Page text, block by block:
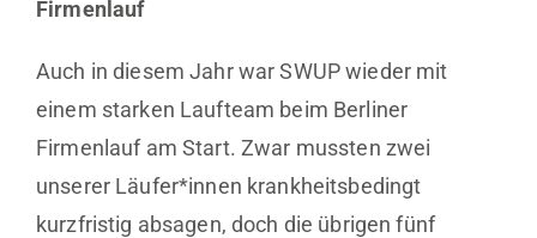
Firmenlauf
Auch in diesem Jahr war SWUP wieder mit
einem starken Laufteam beim Berliner
Firmenlauf am Start. Zwar mussten zwei
unserer Läufer*innen krankheitsbedingt
kurzfristig absagen, doch die übrigen fünf